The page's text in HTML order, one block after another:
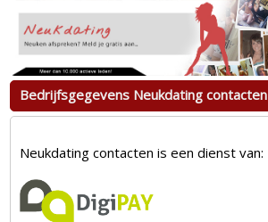
Bedrijfsgegevens Neukdating contacten
Neukdating contacten is een dienst van: